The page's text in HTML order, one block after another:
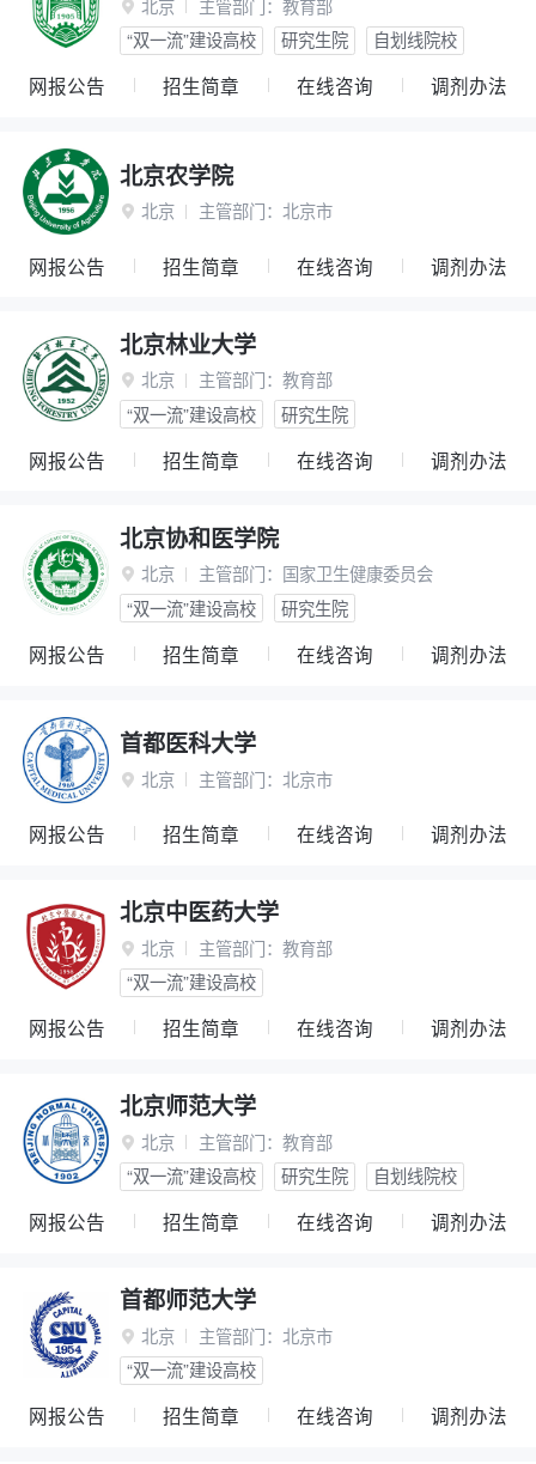
 北京 主管部门： 教育部
“双一流”建设高校
研究生院 自划线院校
网报公告 招生简章 在线咨询 调剂办法
北京农学院
 北京 主管部门： 北京市
网报公告 招生简章 在线咨询 调剂办法
北京林业大学
 北京 主管部门： 教育部
“双一流”建设高校
研究生院
网报公告 招生简章 在线咨询 调剂办法
北京协和医学院
 北京 主管部门： 国家卫生健康委员会
“双一流”建设高校
研究生院
网报公告 招生简章 在线咨询 调剂办法
首都医科大学
 北京 主管部门： 北京市
网报公告 招生简章 在线咨询 调剂办法
北京中医药大学
 北京 主管部门： 教育部
“双一流”建设高校
网报公告 招生简章 在线咨询 调剂办法
北京师范大学
 北京 主管部门： 教育部
“双一流”建设高校
研究生院 自划线院校
网报公告 招生简章 在线咨询 调剂办法
首都师范大学
 北京 主管部门： 北京市
“双一流”建设高校
网报公告 招生简章 在线咨询 调剂办法